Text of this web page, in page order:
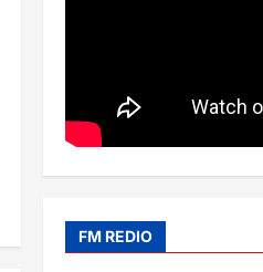
FM REDIO